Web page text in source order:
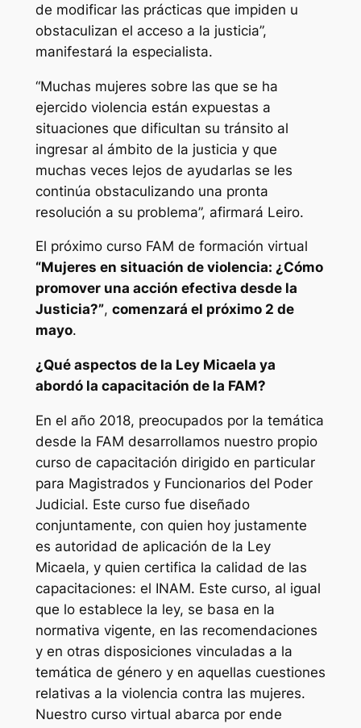
de modificar las prácticas que impiden u
obstaculizan el acceso a la justicia”,
manifestará la especialista.
“Muchas mujeres sobre las que se ha
ejercido violencia están expuestas a
situaciones que dificultan su tránsito al
ingresar al ámbito de la justicia y que
muchas veces lejos de ayudarlas se les
continúa obstaculizando una pronta
resolución a su problema”, afirmará Leiro.
El próximo curso FAM de formación virtual
“Mujeres en situación de violencia: ¿Cómo
promover una acción efectiva desde la
Justicia?”, comenzará el próximo 2 de
mayo.
¿Qué aspectos de la Ley Micaela ya
abordó la capacitación de la FAM?
En el año 2018, preocupados por la temática
desde la FAM desarrollamos nuestro propio
curso de capacitación dirigido en particular
para Magistrados y Funcionarios del Poder
Judicial. Este curso fue diseñado
conjuntamente, con quien hoy justamente
es autoridad de aplicación de la Ley
Micaela, y quien certifica la calidad de las
capacitaciones: el INAM. Este curso, al igual
que lo establece la ley, se basa en la
normativa vigente, en las recomendaciones
y en otras disposiciones vinculadas a la
temática de género y en aquellas cuestiones
relativas a la violencia contra las mujeres.
Nuestro curso virtual abarca por ende